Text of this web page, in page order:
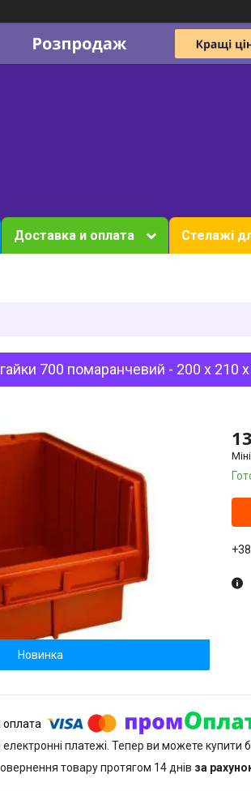
Доставка и оплата Стелажі
гайки 700 помаранчевий - 200 х 210
Новинка
електронні платежі. Тепер ви можете
товару протягом 14 днів за